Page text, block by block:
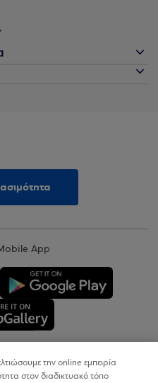
App
© 2026
την online εμπειρία
στον διαδικτυακό τόπο